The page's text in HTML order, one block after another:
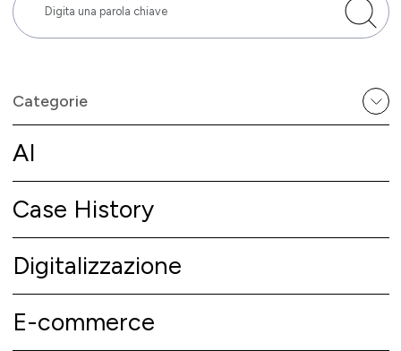
Categorie
AI
Case History
Digitalizzazione
E-commerce